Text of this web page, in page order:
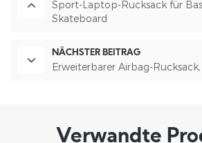
Sport-Laptop-Rucksack für
Skateboard
NÄCHSTER BEITRAG
Erweiterbarer Airbag-
Verwandte